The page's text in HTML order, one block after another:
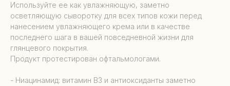
Используйте ее как увлажняющую, заметно
осветляющую сыворотку для всех типов кожи перед
нанесением увлажняющего крема или в качестве
последнего шага в вашей повседневной жизни для
глянцевого покрытия.
Продукт протестирован офтальмологами.
- Ниацинамид: витамин B3 и антиоксиданты заметно